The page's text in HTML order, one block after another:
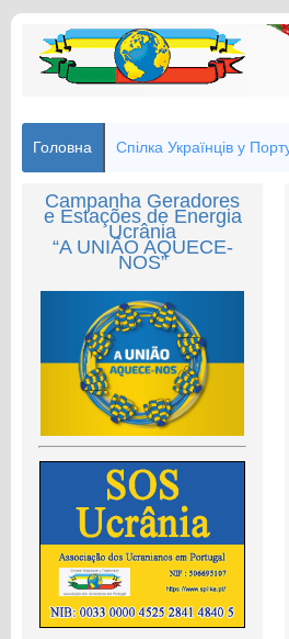
Головна Спілка Українців у
Campanha Geradores
e Estações de Energia
Ucrânia
“A UNIÃO AQUECE-
NOS”